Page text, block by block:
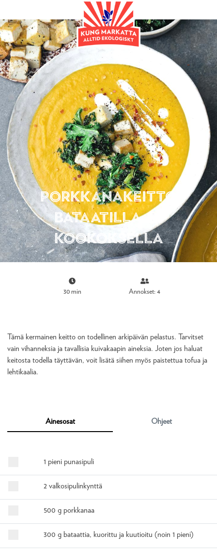
Porkkanakeitto
bataatilla ja
kookoksella
Pääruoka
30 min Annokset: 4
Tämä kermainen keitto on todellinen arkipäivän pelastus. Tarvitset
vain vihanneksia ja tavallisia kuivakaapin aineksia. Joten jos haluat
keitosta todella täyttävän, voit lisätä siihen myös paistettua tofua ja
lehtikaalia.
Ainesosat Ohjeet
1 pieni punasipuli
2 valkosipulinkynttä
500 g porkkanaa
300 g bataattia, kuorittu ja kuutioitu (noin 1 pieni)